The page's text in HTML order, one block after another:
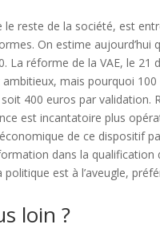
reste de la société, est
On estime aujourd’hui
La réforme de la VAE, le
ambitieux, mais pourquoi
400 euros par
est incantatoire plus
de ce dispositif
dans la
est à l’aveugle,
loin ?